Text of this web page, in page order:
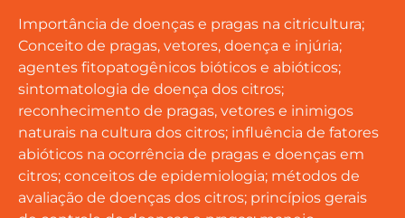
Importância de doenças e pragas na citricultura;
Conceito de pragas, vetores, doença e injúria;
agentes fitopatogênicos bióticos e abióticos;
sintomatologia de doença dos citros;
reconhecimento de pragas, vetores e inimigos
naturais na cultura dos citros; influência de fatores
abióticos na ocorrência de pragas e doenças em
citros; conceitos de epidemiologia; métodos de
avaliação de doenças dos citros; princípios gerais